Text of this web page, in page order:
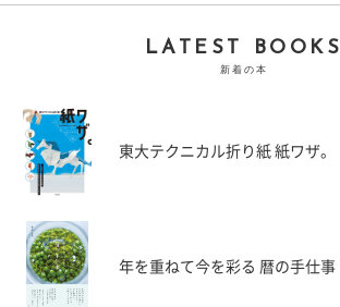
LATEST BOOKS
新着の本
東大テクニカル折り紙 紙ワザ。
年を重ねて今を彩る 暦の手仕事